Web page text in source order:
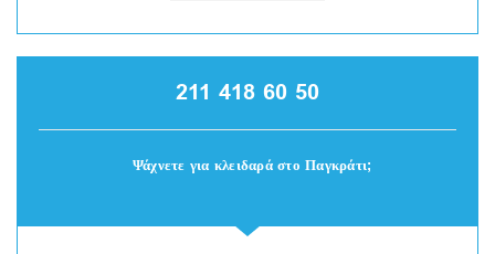
211 418 60 50
Ψάχνετε για κλειδαρά στο Παγκράτι;